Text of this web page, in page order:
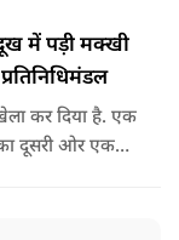
में पड़ी मक्खी
कर दिया है. एक
दूसरी ओर एक